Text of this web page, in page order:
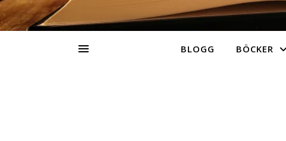
BLOGG BÖCKER